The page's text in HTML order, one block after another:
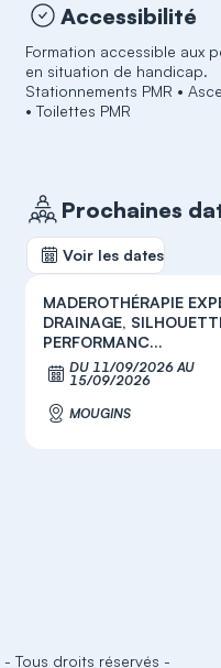
Accessibilité
Formation accessible aux
en situation de handicap.
Stationnements PMR •
• Toilettes PMR
Prochaines
Voir les dates
MADEROTHÉRAPIE
DRAINAGE,
PERFORMANC...
DU 11/09/2026 AU
15/09/2026
MOUGINS
- Tous droits réservés -